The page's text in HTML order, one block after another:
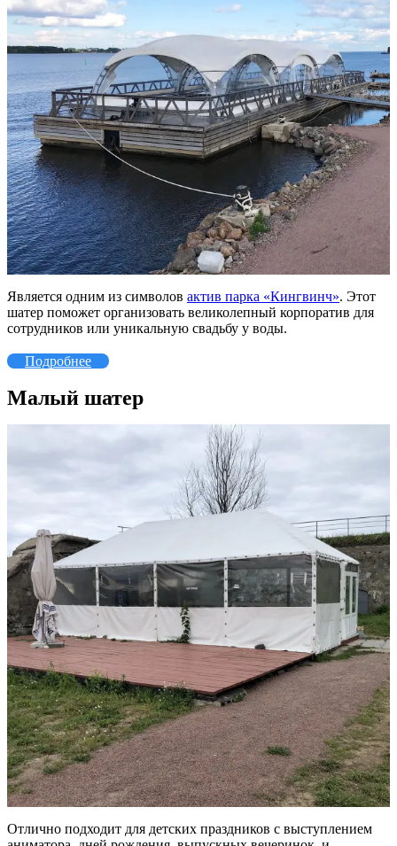
Является одним из символов актив парка «Кингвинч». Этот
шатер поможет организовать великолепный корпоратив для
сотрудников или уникальную свадьбу у воды.
Подробнее
Малый шатер
Отлично подходит для детских праздников с выступлением